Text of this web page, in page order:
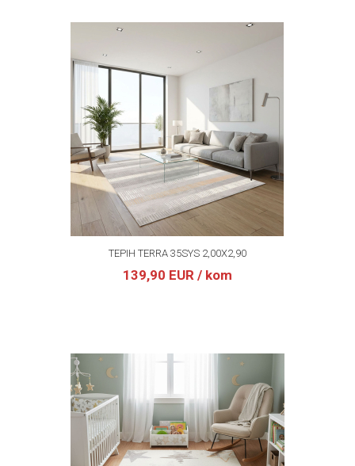
TEPIH TERRA 35SYS 2,00X2,90
139,90 EUR / kom